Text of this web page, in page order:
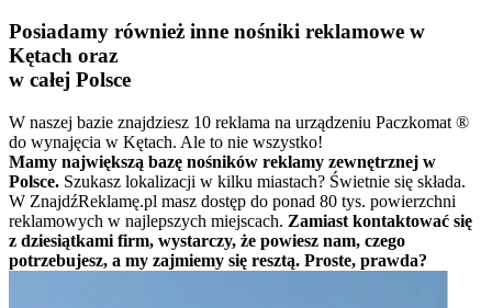
Posiadamy również inne nośniki reklamowe w
Kętach oraz
w całej Polsce
W naszej bazie znajdziesz 10 reklama na urządzeniu Paczkomat ®
do wynajęcia w Kętach. Ale to nie wszystko!
Mamy największą bazę nośników reklamy zewnętrznej w
Polsce. Szukasz lokalizacji w kilku miastach? Świetnie się składa.
W ZnajdźReklamę.pl masz dostęp do ponad 80 tys. powierzchni
reklamowych w najlepszych miejscach. Zamiast kontaktować się
z dziesiątkami firm, wystarczy, że powiesz nam, czego
potrzebujesz, a my zajmiemy się resztą. Proste, prawda?